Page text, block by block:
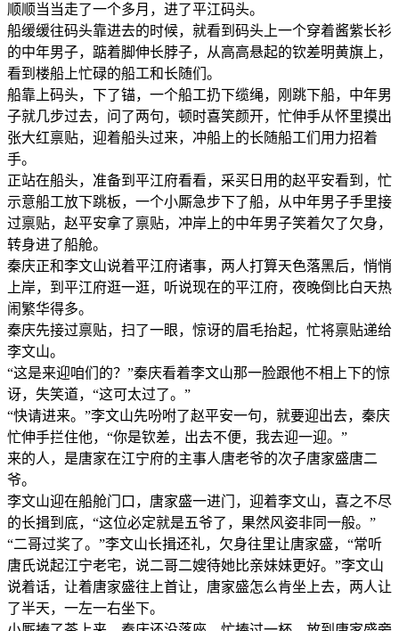
顺顺当当走了一个多月，进了平江码头。
船缓缓往码头靠进去的时候，就看到码头上一个穿着酱紫长衫
的中年男子，踮着脚伸长脖子，从高高悬起的钦差明黄旗上，
看到楼船上忙碌的船工和长随们。
船靠上码头，下了锚，一个船工扔下缆绳，刚跳下船，中年男
子就几步过去，问了两句，顿时喜笑颜开，忙伸手从怀里摸出
张大红禀贴，迎着船头过来，冲船上的长随船工们用力招着
手。
正站在船头，准备到平江府看看，采买日用的赵平安看到，忙
示意船工放下跳板，一个小厮急步下了船，从中年男子手里接
过禀贴，赵平安拿了禀贴，冲岸上的中年男子笑着欠了欠身，
转身进了船舱。
秦庆正和李文山说着平江府诸事，两人打算天色落黑后，悄悄
上岸，到平江府逛一逛，听说现在的平江府，夜晚倒比白天热
闹繁华得多。
秦庆先接过禀贴，扫了一眼，惊讶的眉毛抬起，忙将禀贴递给
李文山。
“这是来迎咱们的？”秦庆看着李文山那一脸跟他不相上下的惊
讶，失笑道，“这可太过了。”
“快请进来。”李文山先吩咐了赵平安一句，就要迎出去，秦庆
忙伸手拦住他，“你是钦差，出去不便，我去迎一迎。”
来的人，是唐家在江宁府的主事人唐老爷的次子唐家盛唐二
爷。
李文山迎在船舱门口，唐家盛一进门，迎着李文山，喜之不尽
的长揖到底，“这位必定就是五爷了，果然风姿非同一般。”
“二哥过奖了。”李文山长揖还礼，欠身往里让唐家盛，“常听
唐氏说起江宁老宅，说二哥二嫂待她比亲妹妹更好。”李文山
说着话，让着唐家盛往上首让，唐家盛怎么肯坐上去，两人让
了半天，一左一右坐下。